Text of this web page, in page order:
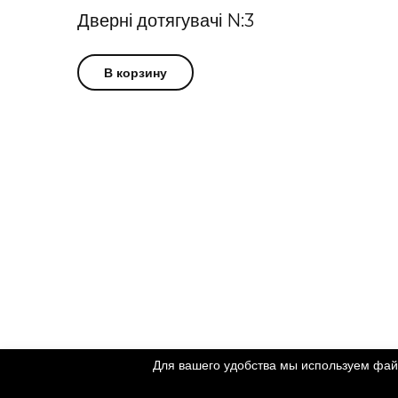
Дверні дотягувачі N:3
В корзину
Для вашего удобства мы используем